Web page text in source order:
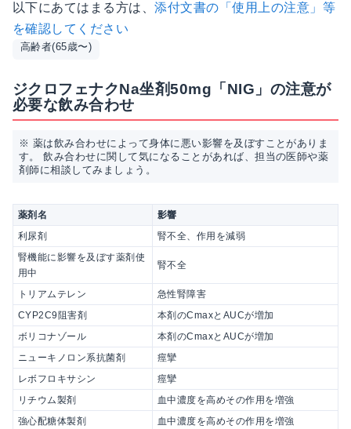
以下にあてはまる方は、添付文書の「使用上の注意」等
を確認してください
高齢者(65歳〜)
ジクロフェナクNa坐剤50mg「NIG」の注意が
必要な飲み合わせ
※ 薬は飲み合わせによって身体に悪い影響を及ぼすことがありま
す。 飲み合わせに関して気になることがあれば、担当の医師や薬
剤師に相談してみましょう。
薬剤名
影響
利尿剤
腎不全、作用を減弱
腎機能に影響を及ぼす薬剤使
用中
腎不全
トリアムテレン
急性腎障害
CYP2C9阻害剤
本剤のCmaxとAUCが増加
ボリコナゾール
本剤のCmaxとAUCが増加
ニューキノロン系抗菌剤
痙攣
レボフロキサシン
痙攣
リチウム製剤
血中濃度を高めその作用を増強
強心配糖体製剤
血中濃度を高めその作用を増強